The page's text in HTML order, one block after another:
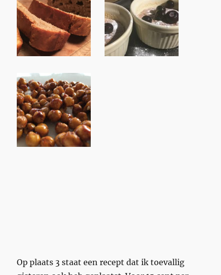
Op plaats 3 staat een recept dat ik toevallig